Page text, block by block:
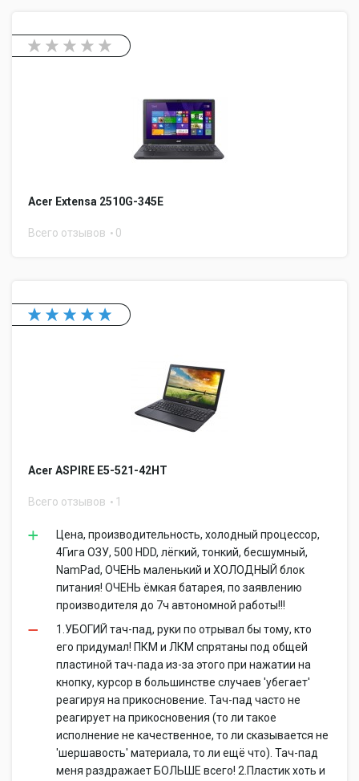
Acer Extensa 2510G-345E
Всего отзывов 0
Acer ASPIRE E5-521-42HT
Всего отзывов 1
Цена, производительность, холодный процессор,
4Гига ОЗУ, 500 HDD, лёгкий, тонкий, бесшумный,
NamPad, ОЧЕНЬ маленький и ХОЛОДНЫЙ блок
питания! ОЧЕНЬ ёмкая батарея, по заявлению
производителя до 7ч автономной работы!!!
1.УБОГИЙ тач-пад, руки по отрывал бы тому, кто
его придумал! ПКМ и ЛКМ спрятаны под общей
пластиной тач-пада из-за этого при нажатии на
кнопку, курсор в большинстве случаев 'убегает'
реагируя на прикосновение. Тач-пад часто не
реагирует на прикосновения (то ли такое
исполнение не качественное, то ли сказывается не
'шершавость' материала, то ли ещё что). Тач-пад
меня раздражает БОЛЬШЕ всего! 2.Пластик хоть и